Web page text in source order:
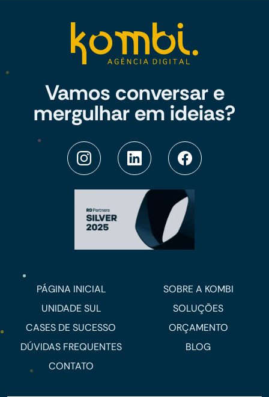
Vamos conversar e
mergulhar em ideias?
PÁGINA INICIAL
SOBRE A KOMBI
UNIDADE SUL
SOLUÇÕES
CASES DE SUCESSO
ORÇAMENTO
DÚVIDAS FREQUENTES
BLOG
CONTATO